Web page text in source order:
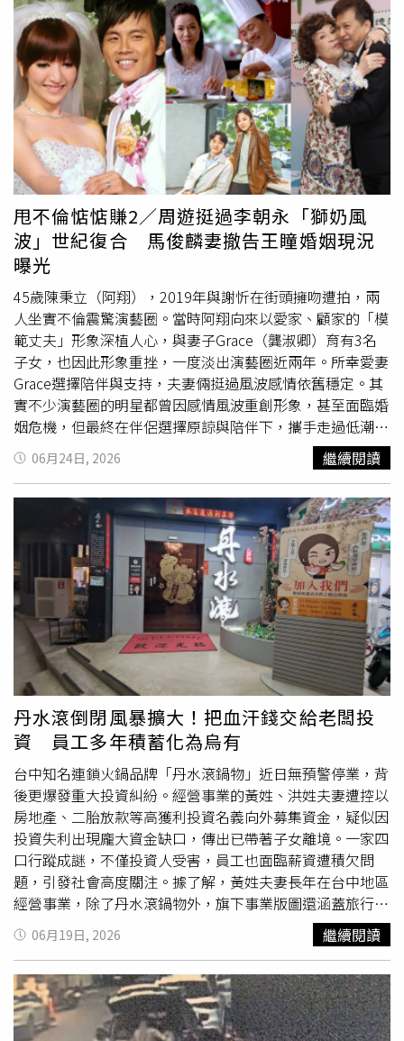
進、長照服務、教育訓練、ESG顧問及低碳採購等多元資
源，促進醫療院所、公益團體與企業間的資源對接，建立跨
域合作機制，為後續合作奠定基礎。除促進醫療供應鏈合作
外，論壇由國際獅子會300E-2區葉金淑總監串聯醫療院所
及地方公益資源，共同建構健康深耕合作平台，未來透過社
區健康促進、健康知識推廣及公益服務等合作模式，協助醫
院實踐ESG社會責任，讓醫療服務從院內延伸至社區，擴大
健康照護與永續治理的影響力，徹底落實賴清德總統推動之
健康深耕計畫醫療永續。以論壇為起點，持續推動醫療永續
生態圈，本次論壇邀集南台灣13家醫療院所、超過50家供
應商及40個公益社團共同參與，透過論壇交流、攤位展示、
合作備忘錄簽訂，作為後續一對一媒合的重要基礎。主辦單
位期盼藉由本次論壇建立南台灣醫療永續與健康深耕ESG供
應鏈媒合平台，持續串聯醫療院所、公益團體、政府資源與
企業夥伴，推動健康促進、醫療永續及產業合作，並由開啟
品牌行銷顧問打造社會影響力，逐步形成可複製、可持續的
跨域合作模式，讓醫療永續從單一活動發展為長期合作機
制，未來，平台將持續由50淨零解方聯盟協會擔任平台秘書
處，串聯政府、醫療院所、公益團體及企業資源，推動健康
深耕、醫療永續與ESG治理，讓更多地區醫院共同加入，逐
步形成可複製、可持續的合作模式。
在地就學，更可以在地就業，不用再辛苦外漂，這也是很多
家長與老師共同的期望。為了鼓勵優秀的雲林學子可以留鄉
升學，張嘉郡祭出獎學金計畫，只要會考成績達5A6+以上
且作文5級分以上者，可獲6萬元獎學金；成績達5A8+以上
者可獲8萬元；達5A10+且作文5級分者可獲10萬元；若達
5A10+且作文6級分者，則可獲最高12萬元獎勵。張嘉郡
說，國小畢業後設籍雲林滿三年，透過免試或直升雲林的高
中職，在校期間每學年成績在前1％，可獲得2萬元獎學金，
未來若以縣內高中職學生身分參加大學學測或四技二專統測
獲得滿級分成績，縣府再加發20萬元獎勵金。張嘉郡表示，
面對全球化競爭、AI科技浪潮及少子化挑戰，自己提出的獎
學金計畫，這不只是在為雲林留住人才，也是在跟外縣市競
爭搶人才，就像已經退休的師鐸獎吳順火校長所說，透過教
育讓孩子有成就，這是孩子們「來自雲林」的驕傲。張嘉郡
說，也會規劃設立「國際雙語遊學示範學校」，結合國際獅
子會、扶輪社、同濟會及青年商會等民間資源，推動國際學
生交換與遊學計畫，打造雙向交流平台，讓雲林學子走向世
界，也讓世界走進雲林。除了獎勵孩子努力學習之外，健康
也是非常重要，張嘉郡提出全國首創的「學童健康e起來．
健康醫學校計畫」，建立完整且持續的健康照護機制，未來
與臺灣大學醫學院、在地醫療院所及專業醫療團隊合作，讓
醫療專業走進校園，協助學童健康評估與健康促進工作，陪
伴孩子健康成長。張嘉郡強調，希望透過層層的鼓勵與照
顧，讓好的人才留在雲林，也讓雲林的孩子知道，只要他們
願意努力，縣府會全力支持他們追逐夢想。
甩不倫惦惦賺2／周遊挺過李朝永「獅奶風
波」世紀復合 馬俊麟妻撤告王瞳婚姻現況
曝光
45歲陳秉立（阿翔），2019年與謝忻在街頭擁吻遭拍，兩
人坐實不倫震驚演藝圈。當時阿翔向來以愛家、顧家的「模
範丈夫」形象深植人心，與妻子Grace（龔淑卿）育有3名
子女，也因此形象重挫，一度淡出演藝圈近兩年。所幸愛妻
Grace選擇陪伴與支持，夫妻倆挺過風波感情依舊穩定。其
實不少演藝圈的明星都曾因感情風波重創形象，甚至面臨婚
姻危機，但最終在伴侶選擇原諒與陪伴下，攜手走過低潮，
也讓外界見證婚姻中的包容與修復力量。周遊和李朝永上演
世紀大復合後，兩人感情依舊黏踢踢。（圖／本刊資料照）
像是資深製作人「阿姑」周遊與導演老公李朝永在2017年
也曾爆發婚姻危機，當時李朝永被拍到與相差68歲獅子會張
姓女友人（獅奶）頻繁約會、上摩鐵。周遊更大動作召開記
者會淚訴老公遭背叛，雙方一度鬧婚變。據傳這段黃昏畸
戀，在獅奶拿了180萬分手費後告終，周遊和李朝永也上演
了世紀大復合，兩人在2018年重修舊好，並高調舉辦結婚
40周年慶祝活動。2019年馬俊麟和王瞳一起民視八點檔
《大時代》時爆出婚外情，此風波重創兩人演藝事業。（圖
／報系資料照）2019年馬俊麟和王瞳一起民視八點檔《大
時代》時爆出婚外情，此風波重創兩人演藝事業。事後馬俊
麟妻子梁敏婷對王瞳提出「侵害配偶權」訴訟，經過兩年的
訴訟，雙方在2021年達成和解並撤告，外傳和解金額近百
萬元。挺過不倫風波後，馬俊麟回歸家庭，與妻子梁敏婷感
情穩定，兩人也常公開分享甜蜜的夫妻與家庭生活。他在戲
劇與繪畫方面持續發展，並不時舉辦個人畫展。阿基師「滑
進」摩鐵的桃色風波，一度重創形象，但妻子始終不離不
棄，陪伴他度過人生低潮。（圖／本刊資料照）名廚阿基師
（鄭衍基）則曾在2014年發生「滑進」摩鐵桃色風波，對
象是一名熟女，引發社會熱議。儘管事件一度重創形象，但
妻子始終不離不棄，陪伴他度過人生低潮。阿基師事後多次
公開感謝妻子的包容與支持，甚至透露自己將收入全數交由
妻子管理，以實際行動表達信任。近年雖逐漸淡出演藝圈，
但仍持續活躍於餐飲界，擔任飯店行政主廚與顧問，並於學
校授課，傳承廚藝經驗。
06月24日, 2026 繼續閱讀
丹水滾倒閉風暴擴大！把血汗錢交給老闆投
資 員工多年積蓄化為烏有
台中知名連鎖火鍋品牌「丹水滾鍋物」近日無預警停業，背
後更爆發重大投資糾紛。經營事業的黃姓、洪姓夫妻遭控以
房地產、二胎放款等高獲利投資名義向外募集資金，疑似因
投資失利出現龐大資金缺口，傳出已帶著子女離境。一家四
口行蹤成謎，不僅投資人受害，員工也面臨薪資遭積欠問
題，引發社會高度關注。據了解，黃姓夫妻長年在台中地區
經營事業，除了丹水滾鍋物外，旗下事業版圖還涵蓋旅行
社、徵信社、藝術公司及休閒事業等領域。兩人平時活躍於
獅子會、慈善團體及地方社團，也經常參與公益活動，甚至
曾在宮廟普渡活動中贊助上百桌宴席，在地方建立起熱心公
益且財力雄厚的形象，因此吸引不少親友及投資人投入資
金。然而近期卻傳出資金周轉問題。外界指出，黃姓夫妻疑
似以高報酬投資方案吸收資金，隨著投資失利及事業經營狀
06月19日, 2026 繼續閱讀